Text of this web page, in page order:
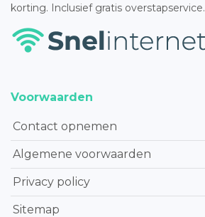
korting. Inclusief gratis overstapservice.
Voorwaarden
Contact opnemen
Algemene voorwaarden
Privacy policy
Sitemap